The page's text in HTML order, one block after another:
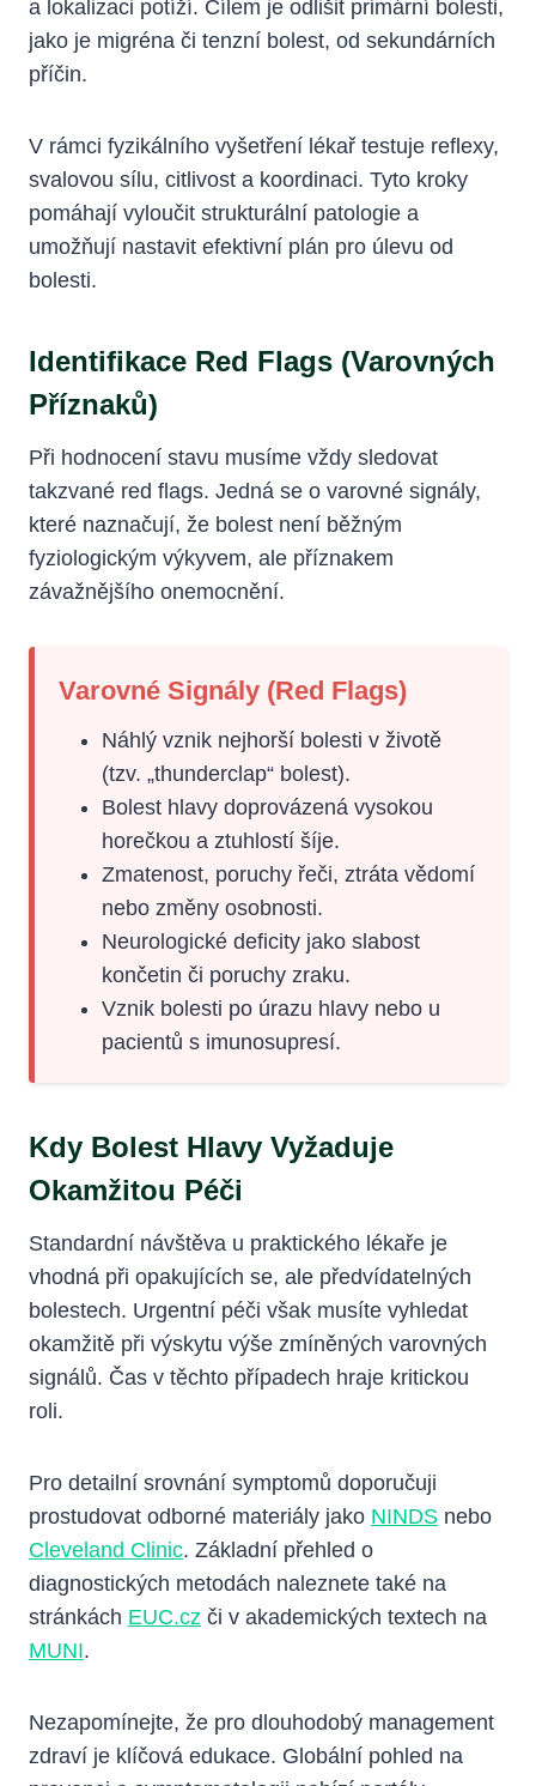
a lokalizaci potíží. Cílem je odlišit primární bolesti,
jako je migréna či tenzní bolest, od sekundárních
příčin.
V rámci fyzikálního vyšetření lékař testuje reflexy,
svalovou sílu, citlivost a koordinaci. Tyto kroky
pomáhají vyloučit strukturální patologie a
umožňují nastavit efektivní plán pro úlevu od
bolesti.
Identifikace Red Flags (varovných
Příznaků)
Při hodnocení stavu musíme vždy sledovat
takzvané red flags. Jedná se o varovné signály,
které naznačují, že bolest není běžným
fyziologickým výkyvem, ale příznakem
závažnějšího onemocnění.
Varovné Signály (Red Flags)
Náhlý vznik nejhorší bolesti v životě
(tzv. „thunderclap“ bolest).
Bolest hlavy doprovázená vysokou
horečkou a ztuhlostí šíje.
Zmatenost, poruchy řeči, ztráta vědomí
nebo změny osobnosti.
Neurologické deficity jako slabost
končetin či poruchy zraku.
Vznik bolesti po úrazu hlavy nebo u
pacientů s imunosupresí.
Kdy Bolest Hlavy Vyžaduje
Okamžitou Péči
Standardní návštěva u praktického lékaře je
vhodná při opakujících se, ale předvídatelných
bolestech. Urgentní péči však musíte vyhledat
okamžitě při výskytu výše zmíněných varovných
signálů. Čas v těchto případech hraje kritickou
roli.
Pro detailní srovnání symptomů doporučuji
prostudovat odborné materiály jako NINDS nebo
Cleveland Clinic. Základní přehled o
diagnostických metodách naleznete také na
stránkách EUC.cz či v akademických textech na
MUNI.
Nezapomínejte, že pro dlouhodobý management
zdraví je klíčová edukace. Globální pohled na